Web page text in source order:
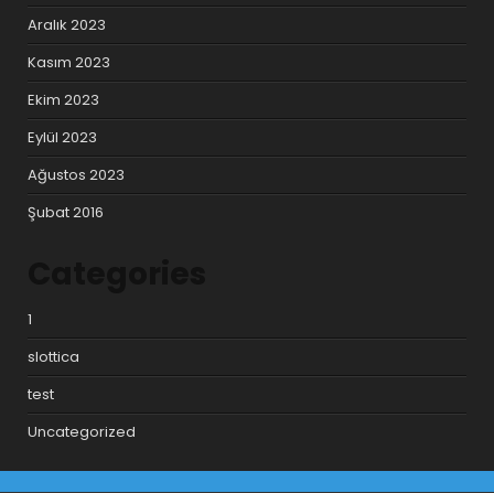
Aralık 2023
Kasım 2023
Ekim 2023
Eylül 2023
Ağustos 2023
Şubat 2016
1
slottica
test
Uncategorized